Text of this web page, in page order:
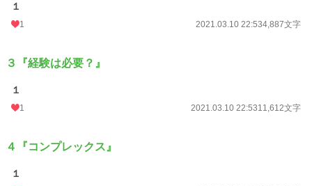
更新日時
初回完結日時 2021.03.10 23:24
月間ポイント
１
1 2021.03.10 22:534,887文字
３『経験は必要？』
１
1 2021.03.10 22:5311,612文字
４『コンプレックス』
１